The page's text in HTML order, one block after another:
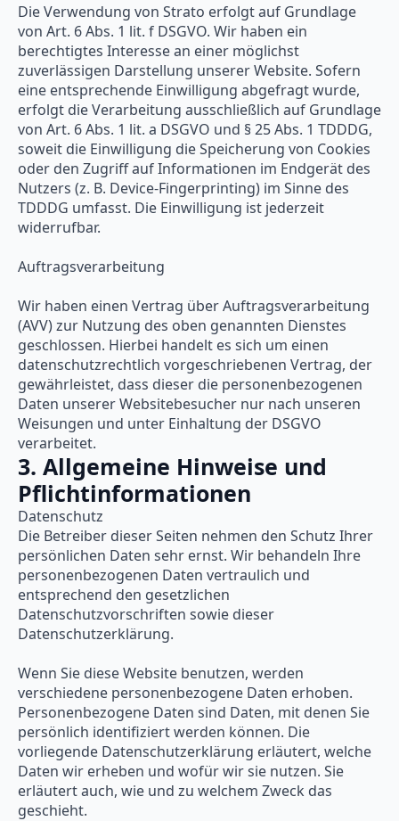
Die Verwendung von Strato erfolgt auf Grundlage
von Art. 6 Abs. 1 lit. f DSGVO. Wir haben ein
berechtigtes Interesse an einer möglichst
zuverlässigen Darstellung unserer Website. Sofern
eine entsprechende Einwilligung abgefragt wurde,
erfolgt die Verarbeitung ausschließlich auf Grundlage
von Art. 6 Abs. 1 lit. a DSGVO und § 25 Abs. 1 TDDDG,
soweit die Einwilligung die Speicherung von Cookies
oder den Zugriff auf Informationen im Endgerät des
Nutzers (z. B. Device-Fingerprinting) im Sinne des
TDDDG umfasst. Die Einwilligung ist jederzeit
widerrufbar.
Auftragsverarbeitung
Wir haben einen Vertrag über Auftragsverarbeitung
(AVV) zur Nutzung des oben genannten Dienstes
geschlossen. Hierbei handelt es sich um einen
datenschutzrechtlich vorgeschriebenen Vertrag, der
gewährleistet, dass dieser die personenbezogenen
Daten unserer Websitebesucher nur nach unseren
Weisungen und unter Einhaltung der DSGVO
verarbeitet.
3. Allgemeine Hinweise und
Pflicht­informationen
Datenschutz
Die Betreiber dieser Seiten nehmen den Schutz Ihrer
persönlichen Daten sehr ernst. Wir behandeln Ihre
personenbezogenen Daten vertraulich und
entsprechend den gesetzlichen
Datenschutzvorschriften sowie dieser
Datenschutzerklärung.
Wenn Sie diese Website benutzen, werden
verschiedene personenbezogene Daten erhoben.
Personenbezogene Daten sind Daten, mit denen Sie
persönlich identifiziert werden können. Die
vorliegende Datenschutzerklärung erläutert, welche
Daten wir erheben und wofür wir sie nutzen. Sie
erläutert auch, wie und zu welchem Zweck das
geschieht.